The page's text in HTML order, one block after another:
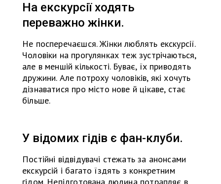
На екскурсії ходять
переважно жінки.
Не посперечаєшся. Жінки люблять екскурсії.
Чоловіки на прогулянках теж зустрічаються,
але в меншій кількості. Буває, їх приводять
дружини. Але потроху чоловіків, які хочуть
дізнаватися про місто нове й цікаве, стає
більше.
У відомих гідів є фан-клуби.
Постійні відвідувачі стежать за анонсами
екскурсій і багато їздять з конкретним